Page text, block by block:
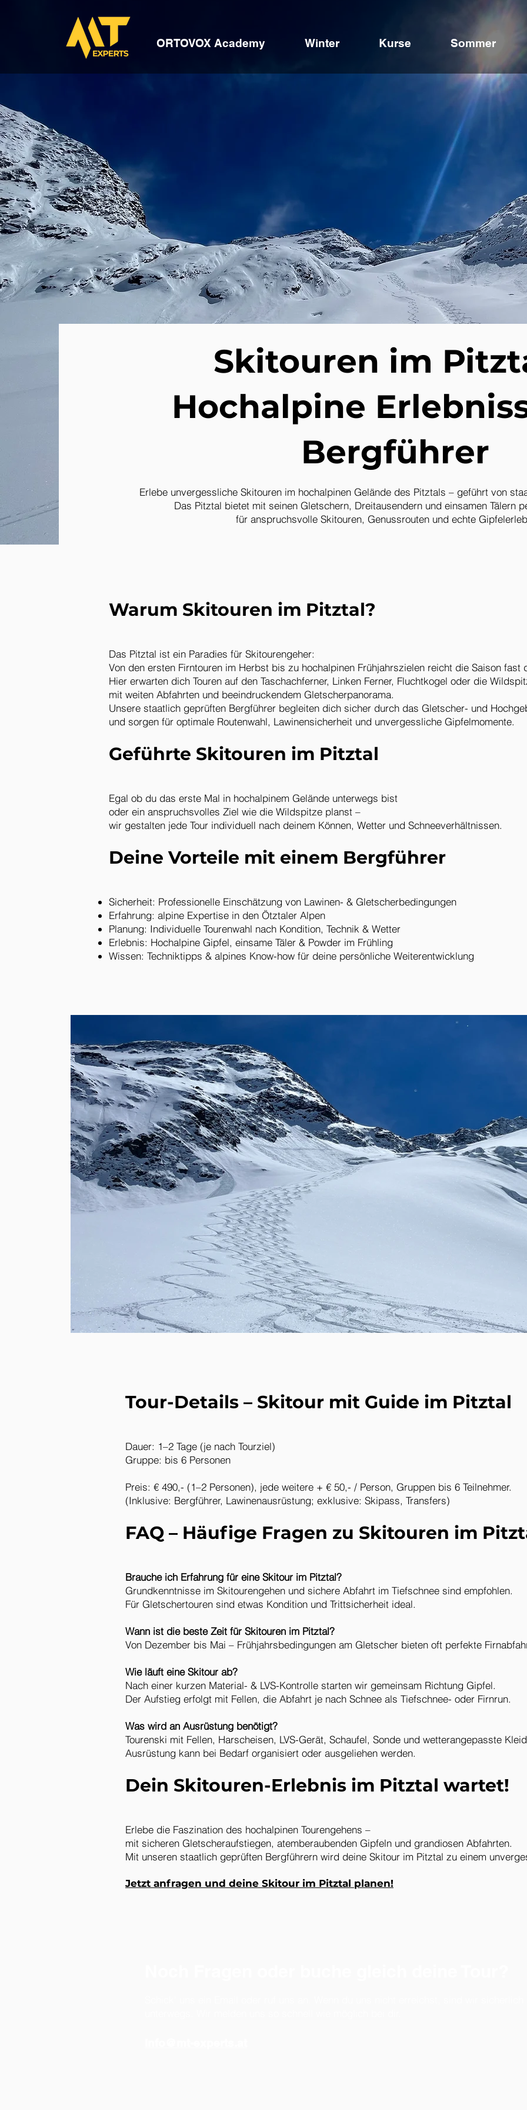
ORTOVOX Academy Winter Kurse Sommer
Skitouren im
Hochalpine
Bergführer
Erlebe unvergessliche Skitouren im hochalpinen Gelände des Pitztals – geführt von
Das Pitztal bietet mit seinen Gletschern, Dreitausendern und einsamen Tälern
für anspruchsvolle Skitouren, Genussrouten und echte
Warum Skitouren im Pitztal?
Das Pitztal ist ein Paradies für Skitourengeher:
Von den ersten Firntouren im Herbst bis zu hochalpinen Frühjahrszielen reicht die Saison fast
Hier erwarten dich Touren auf den Taschachferner, Linken Ferner, Fluchtkogel oder die
mit weiten Abfahrten und beeindruckendem Gletscherpanorama.
Unsere staatlich geprüften Bergführer begleiten dich sicher durch das Gletscher- und
und sorgen für optimale Routenwahl, Lawinensicherheit und unvergessliche Gipfelmomente.
Geführte Skitouren im Pitztal
Egal ob du das erste Mal in hochalpinem Gelände unterwegs bist
oder ein anspruchsvolles Ziel wie die Wildspitze planst –
wir gestalten jede Tour individuell nach deinem Können, Wetter und Schneeverhältnissen.
Deine Vorteile mit einem Bergführer
Sicherheit: Professionelle Einschätzung von Lawinen- & Gletscherbedingungen
Erfahrung: alpine Expertise in den Ötztaler Alpen
Planung: Individuelle Tourenwahl nach Kondition, Technik & Wetter
Erlebnis: Hochalpine Gipfel, einsame Täler & Powder im Frühling
Wissen: Techniktipps & alpines Know-how für deine persönliche Weiterentwicklung
Tour-Details – Skitour mit Guide im Pitztal
Dauer: 1–2 Tage (je nach Tourziel)
Gruppe: bis 6 Personen
Preis: € 490,- (1–2 Personen), jede weitere + € 50,- / Person, Gruppen bis 6 Teilnehmer.
(Inklusive: Bergführer, Lawinenausrüstung; exklusive: Skipass, Transfers)
FAQ – Häufige Fragen zu Skitouren im
Brauche ich Erfahrung für eine Skitour im Pitztal?
Grundkenntnisse im Skitourengehen und sichere Abfahrt im Tiefschnee sind empfohlen.
Für Gletschertouren sind etwas Kondition und Trittsicherheit ideal.
Wann ist die beste Zeit für Skitouren im Pitztal?
Von Dezember bis Mai – Frühjahrsbedingungen am Gletscher bieten oft perfekte
Wie läuft eine Skitour ab?
Nach einer kurzen Material- & LVS-Kontrolle starten wir gemeinsam Richtung Gipfel.
Der Aufstieg erfolgt mit Fellen, die Abfahrt je nach Schnee als Tiefschnee- oder Firnrun.
Was wird an Ausrüstung benötigt?
Tourenski mit Fellen, Harscheisen, LVS-Gerät, Schaufel, Sonde und wetterangepasste
Ausrüstung kann bei Bedarf organisiert oder ausgeliehen werden.
Dein Skitouren-Erlebnis im Pitztal wartet!
Erlebe die Faszination des hochalpinen Tourengehens –
mit sicheren Gletscheraufstiegen, atemberaubenden Gipfeln und grandiosen Abfahrten.
Mit unseren staatlich geprüften Bergführern wird deine Skitour im Pitztal zu einem
Jetzt anfragen und deine Skitour im Pitztal planen!